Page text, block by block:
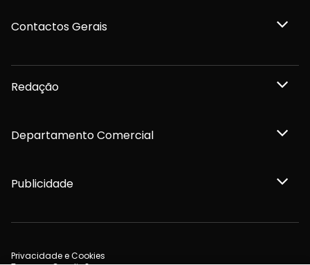
Contactos Gerais
Redação
Departamento Comercial
Publicidade
Privacidade e Cookies